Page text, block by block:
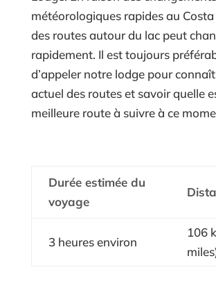
météorologiques rapides au Costa
des routes autour du lac peut
rapidement. Il est toujours
d’appeler notre lodge pour
actuel des routes et savoir quelle
meilleure route à suivre à ce
Durée estimée du
voyage
3 heures environ
106